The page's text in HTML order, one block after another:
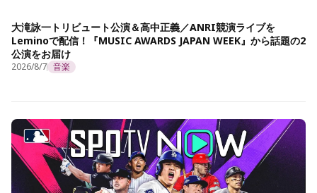
大滝詠一トリビュート公演＆高中正義／ANRI競演ライブを
Leminoで配信！『MUSIC AWARDS JAPAN WEEK』から話題の2
公演をお届け
2026/8/7 音楽